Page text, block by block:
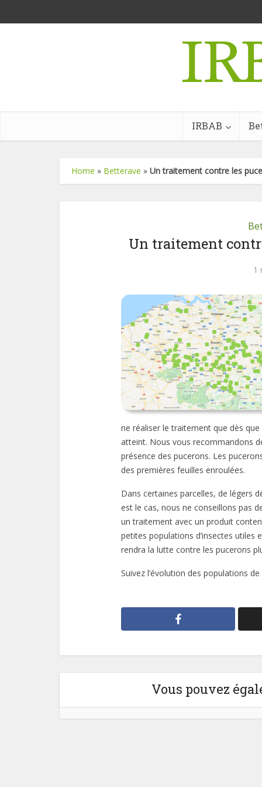
IRBAB
Home » Betterave » Un traitement contre les
Un traitement
1
ne réaliser le traitement que dès que
atteint. Nous vous recommandons
présence des pucerons. Les
des premières feuilles enroulées.
Dans certaines parcelles, de légers
est le cas, nous ne conseillons pas
un traitement avec un produit
petites populations d’insectes
rendra la lutte contre les pucerons
Suivez l’évolution des populations
Vous pouvez